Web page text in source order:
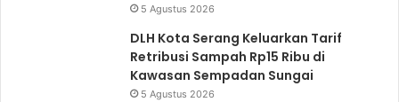
5 Agustus 2026
DLH Kota Serang Keluarkan Tarif
Retribusi Sampah Rp15 Ribu di
Kawasan Sempadan Sungai
5 Agustus 2026